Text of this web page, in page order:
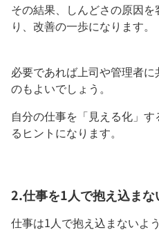
その結果、しんどさの原因
り、改善の一歩になります。
必要であれば上司や管理者
のもよいでしょう。
自分の仕事を「見える化」
るヒントになります。
2.仕事を1人で抱え込まな
仕事は1人で抱え込まないよ